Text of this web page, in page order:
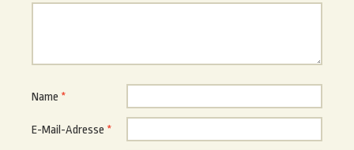
Name *
E-Mail-Adresse *